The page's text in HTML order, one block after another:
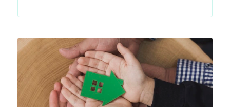
heureuse
famille
:
vivre
slow
tous
ensemble